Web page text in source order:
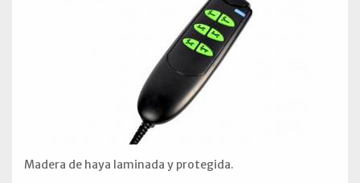
Madera de haya laminada y protegida.